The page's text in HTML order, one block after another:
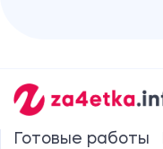
Готовые работы